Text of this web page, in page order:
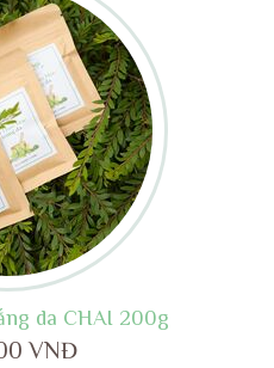
da CHAI 200g
VNĐ